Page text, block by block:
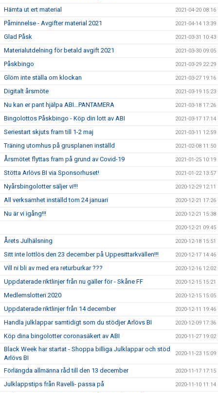
Hämta ut ert material 2021-04-20 08:16
Påminnelse - Avgifter material 2021 2021-04-14 13:39
Glad Påsk 2021-03-31 10:43
Materialutdelning för betald avgift 2021 2021-03-30 09:05
Påskbingo 2021-03-29 22:29
Glöm inte ställa om klockan 2021-03-27 19:16
Digitalt årsmöte 2021-03-19 15:23
Nu kan er pant hjälpa ABI…PANTAMERA 2021-03-18 17:26
Bingolottos Påskbingo - Köp din lott av ABI 2021-03-17 17:14
Seriestart skjuts fram till 1-2 maj 2021-03-11 12:59
Träning utomhus på grusplanen inställd 2021-02-08 11:50
Årsmötet flyttas fram på grund av Covid-19 2021-01-25 10:19
Stötta Arlövs BI via Sponsorhuset! 2021-01-22 13:57
Nyårsbingolotter säljer vi!!! 2020-12-29 12:11
All verksamhet inställd tom 24 januari 2020-12-21 17:26
Nu är vi igång!!! 2020-12-21 15:38
2020-12-21 09:45
Årets Julhälsning 2020-12-18 15:51
Sitt inte lottlös den 23 december på Uppesittarkvällen!!! 2020-12-17 14:46
Vill ni bli av med era returburkar ??? 2020-12-16 12:02
Uppdaterade riktlinjer från nu gäller för - Skåne FF 2020-12-15 15:21
Medlemslotteri 2020 2020-12-15 15:05
Uppdaterade riktlinjer från 14 december 2020-12-11 19:46
Handla julklappar samtidigt som du stödjer Arlövs BI 2020-12-09 17:36
Köp dina bingolotter coronasäkert av ABI 2020-11-27 19:02
Black Week har startat - Shoppa billiga Julklappar och stöd
Arlövs BI
2020-11-23 15:09
Förlängda allmänna råd till den 13 december 2020-11-17 17:15
Julklappstips från Ravelli- passa på 2020-11-10 11:14